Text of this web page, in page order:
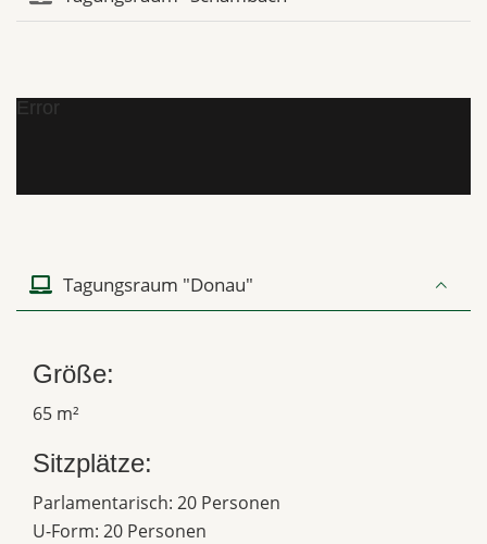
Error
Tagungsraum "Donau"
Größe:
65 m²
Sitzplätze:
Parlamentarisch: 20 Personen
U-Form: 20 Personen